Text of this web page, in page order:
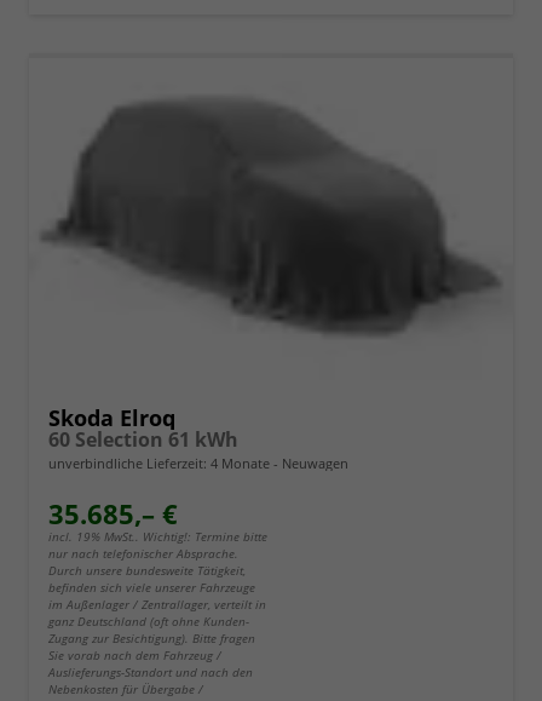
Skoda Elroq
60 Selection 61 kWh
unverbindliche Lieferzeit: 4 Monate Neuwagen
35.685,– €
incl. 19% MwSt.. Wichtig!: Termine bitte
nur nach telefonischer Absprache.
Durch unsere bundesweite Tätigkeit,
befinden sich viele unserer Fahrzeuge
im Außenlager / Zentrallager, verteilt in
ganz Deutschland (oft ohne Kunden-
Zugang zur Besichtigung). Bitte fragen
Sie vorab nach dem Fahrzeug /
Auslieferungs-Standort und nach den
Nebenkosten für Übergabe /